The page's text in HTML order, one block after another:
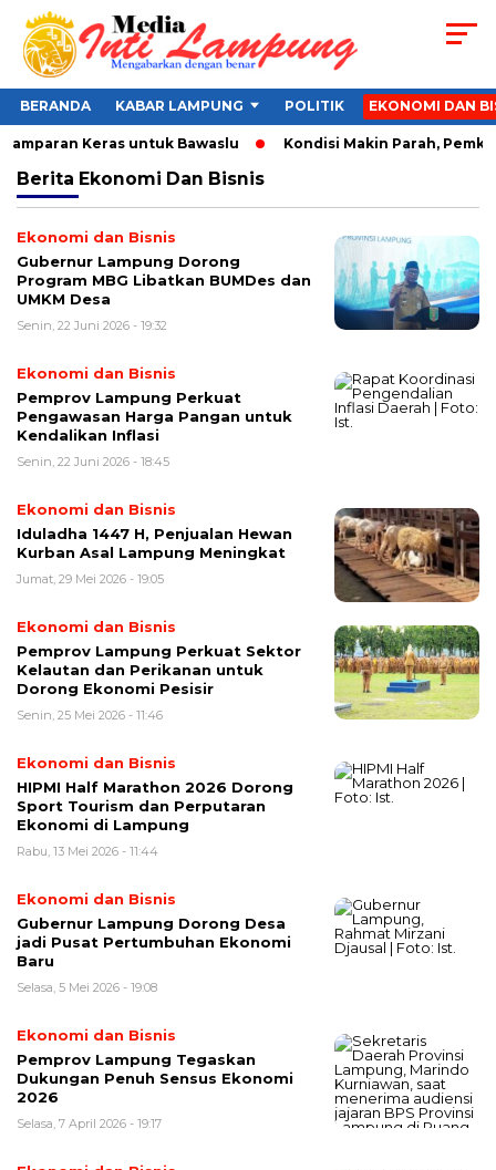
BERANDA KABAR LAMPUNG POLITIK EKONOMI DAN
Keras untuk Bawaslu Kondisi Makin Parah,
Berita Ekonomi Dan Bisnis
Ekonomi dan Bisnis
Gubernur Lampung Dorong
Program MBG Libatkan BUMDes dan
UMKM Desa
Senin, 22 Juni 2026 - 19:32
Ekonomi dan Bisnis
Pemprov Lampung Perkuat
Pengawasan Harga Pangan untuk
Kendalikan Inflasi
Senin, 22 Juni 2026 - 18:45
Ekonomi dan Bisnis
Iduladha 1447 H, Penjualan Hewan
Kurban Asal Lampung Meningkat
Jumat, 29 Mei 2026 - 19:05
Ekonomi dan Bisnis
Pemprov Lampung Perkuat Sektor
Kelautan dan Perikanan untuk
Dorong Ekonomi Pesisir
Senin, 25 Mei 2026 - 11:46
Ekonomi dan Bisnis
HIPMI Half Marathon 2026 Dorong
Sport Tourism dan Perputaran
Ekonomi di Lampung
Rabu, 13 Mei 2026 - 11:44
Ekonomi dan Bisnis
Gubernur Lampung Dorong Desa
jadi Pusat Pertumbuhan Ekonomi
Baru
Selasa, 5 Mei 2026 - 19:08
Ekonomi dan Bisnis
Pemprov Lampung Tegaskan
Dukungan Penuh Sensus Ekonomi
2026
Selasa, 7 April 2026 - 19:17